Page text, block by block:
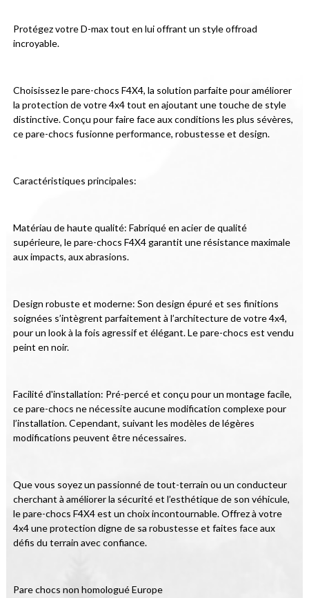
Protégez votre D-max tout en lui offrant un style offroad
incroyable.
Choisissez le pare-chocs F4X4, la solution parfaite pour améliorer
la protection de votre 4x4 tout en ajoutant une touche de style
distinctive. Conçu pour faire face aux conditions les plus sévères,
ce pare-chocs fusionne performance, robustesse et design.
Caractéristiques principales:
Matériau de haute qualité: Fabriqué en acier de qualité
supérieure, le pare-chocs F4X4 garantit une résistance maximale
aux impacts, aux abrasions.
Design robuste et moderne: Son design épuré et ses finitions
soignées s’intègrent parfaitement à l’architecture de votre 4x4,
pour un look à la fois agressif et élégant. Le pare-chocs est vendu
peint en noir.
Facilité d'installation: Pré-percé et conçu pour un montage facile,
ce pare-chocs ne nécessite aucune modification complexe pour
l’installation. Cependant, suivant les modèles de légères
modifications peuvent être nécessaires.
Que vous soyez un passionné de tout-terrain ou un conducteur
cherchant à améliorer la sécurité et l’esthétique de son véhicule,
le pare-chocs F4X4 est un choix incontournable. Offrez à votre
4x4 une protection digne de sa robustesse et faites face aux
défis du terrain avec confiance.
Pare chocs non homologué Europe